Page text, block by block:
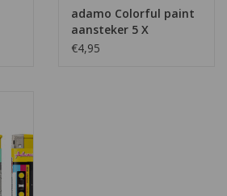
adamo Colorful paint
aansteker 5 X
€4,95